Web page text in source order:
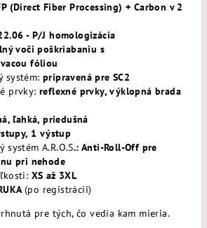
(Direct Fiber Processing) + Carbon v 2
- P/J homologizácia
voči poškriabaniu s
fóliou
systém: pripravená pre SC2
prvky: reflexné prvky, výklopná brada
ľahká, priedušná
1 výstup
systém A.R.O.S.: Anti-Roll-Off pre
pri nehode
XS až 3XL
(po registrácii)
pre tých, čo vedia kam mieria.